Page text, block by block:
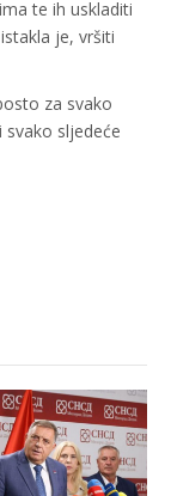
te ih uskladiti
je, vršiti
za svako
sljedeće